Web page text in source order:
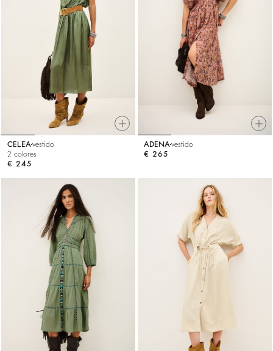
CELEA vestido
2 colores
€ 245
ADENA vestido
€ 265